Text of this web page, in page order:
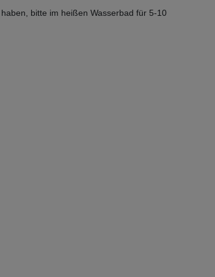
bitte im heißen Wasserbad für 5-10